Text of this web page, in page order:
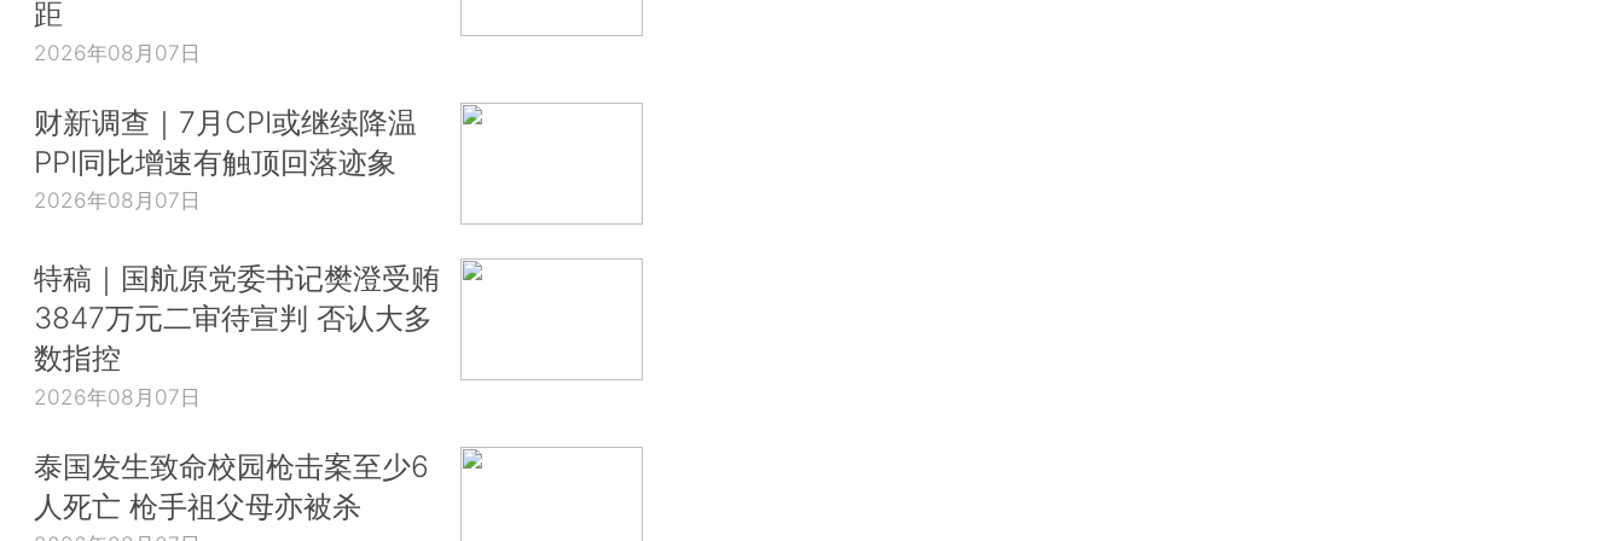
距
2026年08月07日
财新调查｜7月CPI或继续降温
PPI同比增速有触顶回落迹象
2026年08月07日
特稿｜国航原党委书记樊澄受贿
3847万元二审待宣判 否认大多
数指控
2026年08月07日
泰国发生致命校园枪击案至少6
人死亡 枪手祖父母亦被杀